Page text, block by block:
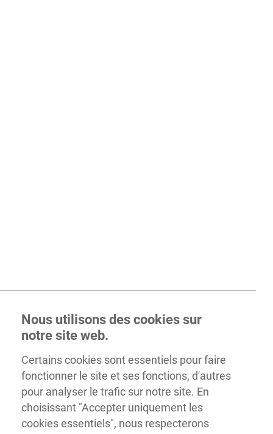
Nous utilisons des cookies sur
notre site web.
Certains cookies sont essentiels pour faire
fonctionner le site et ses fonctions, d'autres
pour analyser le trafic sur notre site. En
choisissant "Accepter uniquement les
cookies essentiels", nous respecterons